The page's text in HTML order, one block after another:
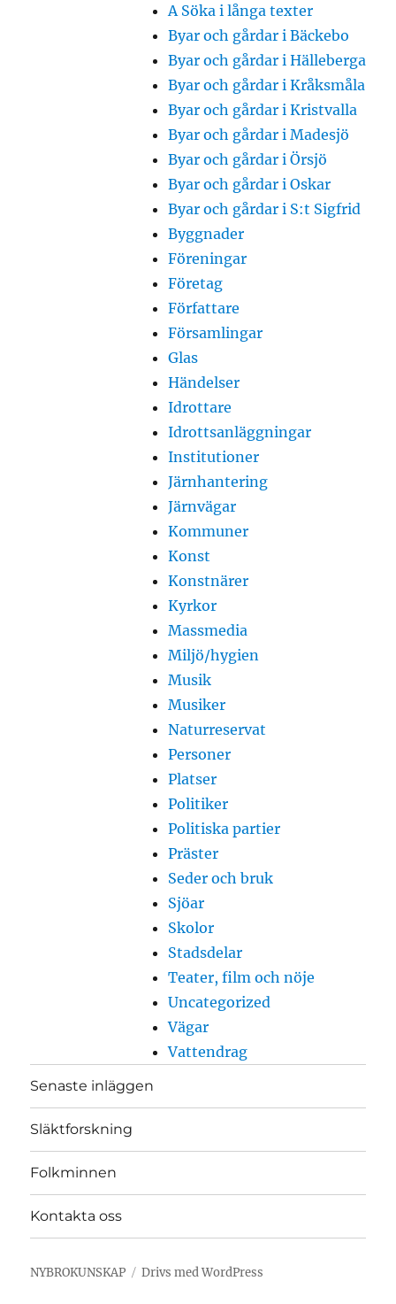
A Söka i långa texter
Byar och gårdar i Bäckebo
Byar och gårdar i Hälleberga
Byar och gårdar i Kråksmåla
Byar och gårdar i Kristvalla
Byar och gårdar i Madesjö
Byar och gårdar i Örsjö
Byar och gårdar i Oskar
Byar och gårdar i S:t Sigfrid
Byggnader
Föreningar
Företag
Författare
Församlingar
Glas
Händelser
Idrottare
Idrottsanläggningar
Institutioner
Järnhantering
Järnvägar
Kommuner
Konst
Konstnärer
Kyrkor
Massmedia
Miljö/hygien
Musik
Musiker
Naturreservat
Personer
Platser
Politiker
Politiska partier
Präster
Seder och bruk
Sjöar
Skolor
Stadsdelar
Teater, film och nöje
Uncategorized
Vägar
Vattendrag
Senaste inläggen
Släktforskning
Folkminnen
Kontakta oss
NYBROKUNSKAP Drivs med WordPress